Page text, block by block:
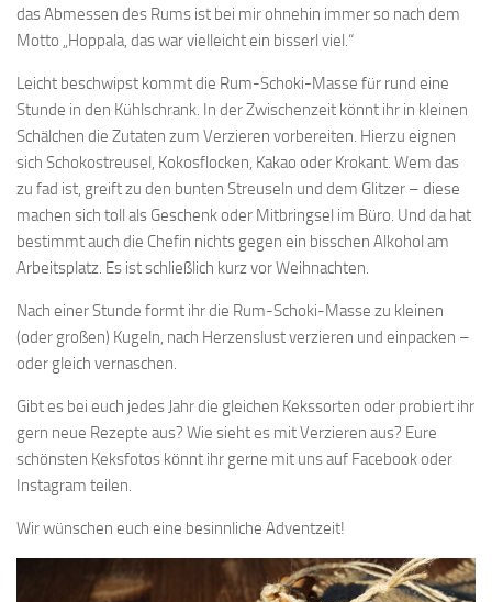
das Abmessen des Rums ist bei mir ohnehin immer so nach dem
Motto „Hoppala, das war vielleicht ein bisserl viel.“
Leicht beschwipst kommt die Rum-Schoki-Masse für rund eine
Stunde in den Kühlschrank. In der Zwischenzeit könnt ihr in kleinen
Schälchen die Zutaten zum Verzieren vorbereiten. Hierzu eignen
sich Schokostreusel, Kokosflocken, Kakao oder Krokant. Wem das
zu fad ist, greift zu den bunten Streuseln und dem Glitzer – diese
machen sich toll als Geschenk oder Mitbringsel im Büro. Und da hat
bestimmt auch die Chefin nichts gegen ein bisschen Alkohol am
Arbeitsplatz. Es ist schließlich kurz vor Weihnachten.
Nach einer Stunde formt ihr die Rum-Schoki-Masse zu kleinen
(oder großen) Kugeln, nach Herzenslust verzieren und einpacken –
oder gleich vernaschen.
Gibt es bei euch jedes Jahr die gleichen Kekssorten oder probiert ihr
gern neue Rezepte aus? Wie sieht es mit Verzieren aus? Eure
schönsten Keksfotos könnt ihr gerne mit uns auf Facebook oder
Instagram teilen.
Wir wünschen euch eine besinnliche Adventzeit!